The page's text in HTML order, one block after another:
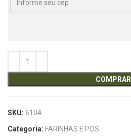
COMPRAR
SKU: 6104
Categoria: FARINHAS E POS